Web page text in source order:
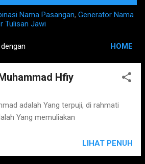
Nama Pasangan, Generator Nama
Tulisan Jawi
HOME
Hfiy
adalah Yang terpuji, di rahmati
Yang memuliakan
LIHAT PENUH